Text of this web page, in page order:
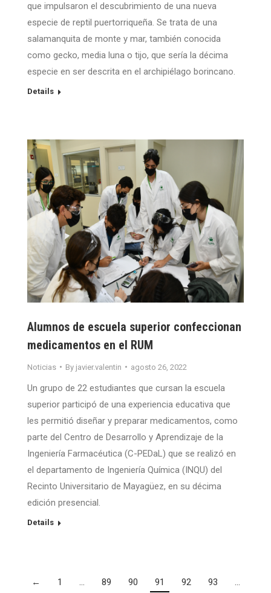
que impulsaron el descubrimiento de una nueva
especie de reptil puertorriqueña. Se trata de una
salamanquita de monte y mar, también conocida
como gecko, media luna o tijo, que sería la décima
especie en ser descrita en el archipiélago borincano.
Details
Alumnos de escuela superior confeccionan
medicamentos en el RUM
Noticias By javier.valentin agosto 26, 2022
Un grupo de 22 estudiantes que cursan la escuela
superior participó de una experiencia educativa que
les permitió diseñar y preparar medicamentos, como
parte del Centro de Desarrollo y Aprendizaje de la
Ingeniería Farmacéutica (C-PEDaL) que se realizó en
el departamento de Ingeniería Química (INQU) del
Recinto Universitario de Mayagüez, en su décima
edición presencial.
Details
← 1 … 89 90 91 92 93
…